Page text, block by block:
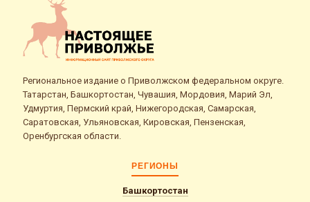
Региональное издание о Приволжском федеральном округе.
Татарстан, Башкортостан, Чувашия, Мордовия, Марий Эл,
Удмуртия, Пермский край, Нижегородская, Самарская,
Саратовская, Ульяновская, Кировская, Пензенская,
Оренбургская области.
РЕГИОНЫ
Башкортостан